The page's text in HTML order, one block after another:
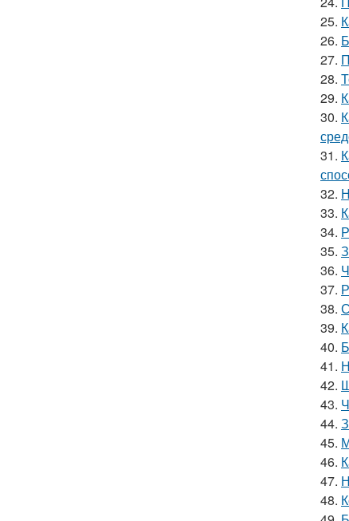
25.
26.
27.
28.
29.
30.
31.
32.
33.
34.
35.
36.
37.
38.
39.
40.
41.
42.
43.
44.
45.
46.
47.
48.